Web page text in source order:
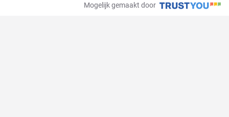
Mogelijk gemaakt door